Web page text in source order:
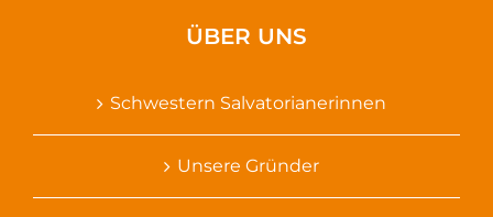
ÜBER UNS
Schwestern Salvatorianerinnen
Unsere Gründer